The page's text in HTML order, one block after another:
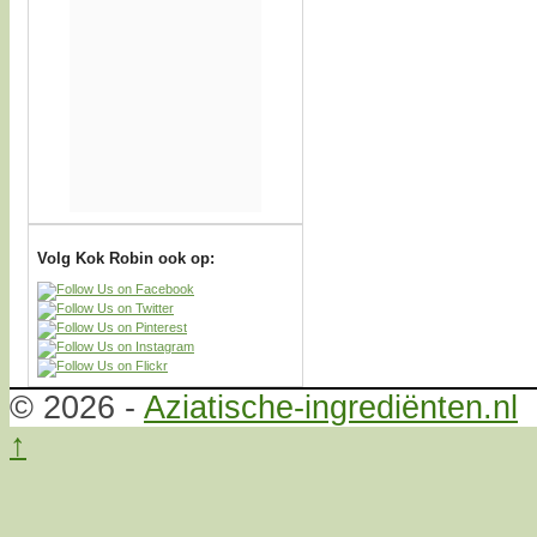
Volg Kok Robin ook op:
© 2026 - Aziatische-ingrediënten.nl
↑